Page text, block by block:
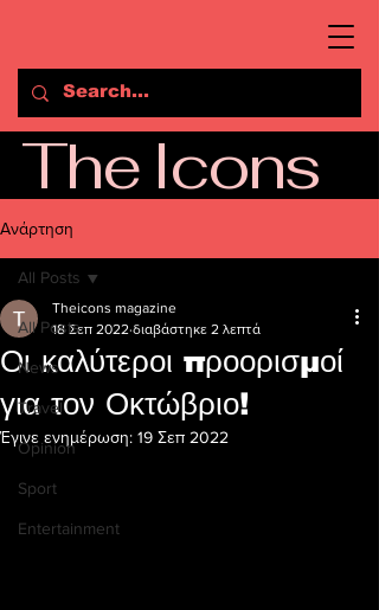
The Icons
Ανάρτηση
All Posts
News
Travel
Opinion
Sport
Entertainment
All Posts
Οι καλύτεροι προορισμοί
για τον Οκτώβριο!
Theicons magazine
18 Σεπ 2022 διαβάστηκε 2 λεπτά
Έγινε ενημέρωση: 19 Σεπ 2022